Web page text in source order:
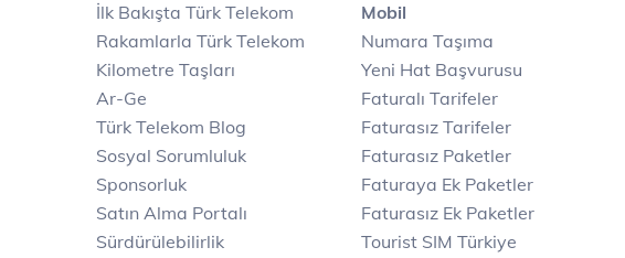
İlk Bakışta Türk Telekom
Rakamlarla Türk Telekom
Kilometre Taşları
Ar-Ge
Türk Telekom Blog
Sosyal Sorumluluk
Sponsorluk
Satın Alma Portalı
Sürdürülebilirlik
Mobil
Numara Taşıma
Yeni Hat Başvurusu
Faturalı Tarifeler
Faturasız Tarifeler
Faturasız Paketler
Faturaya Ek Paketler
Faturasız Ek Paketler
Tourist SIM Türkiye